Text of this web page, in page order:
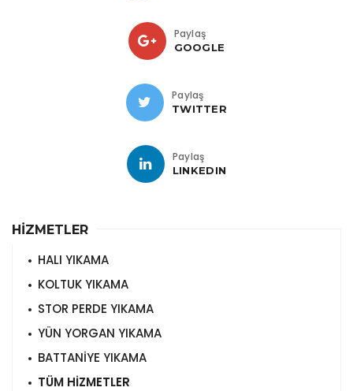
Paylaş
GOOGLE
Paylaş
TWITTER
Paylaş
LINKEDIN
HİZMETLER
HALI YIKAMA
KOLTUK YIKAMA
STOR PERDE YIKAMA
YÜN YORGAN YIKAMA
BATTANİYE YIKAMA
TÜM HİZMETLER